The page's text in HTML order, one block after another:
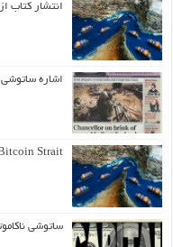
انتشار کتاب
اشاره
Strait
ساتوشی